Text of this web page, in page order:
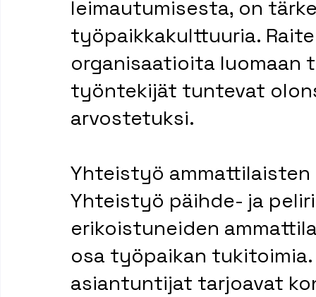
leimautumisesta, on
työpaikkakulttuuria.
organisaatioita luomaan
työntekijät tuntevat
arvostetuksi.
Yhteistyö ammattilaisten
Yhteistyö päihde- ja
erikoistuneiden
osa työpaikan
asiantuntijat tarjoavat